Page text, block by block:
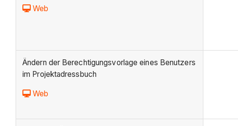
Web
Ändern der Berechtigungsvorlage eines Benutzers
im Projektadressbuch
Web